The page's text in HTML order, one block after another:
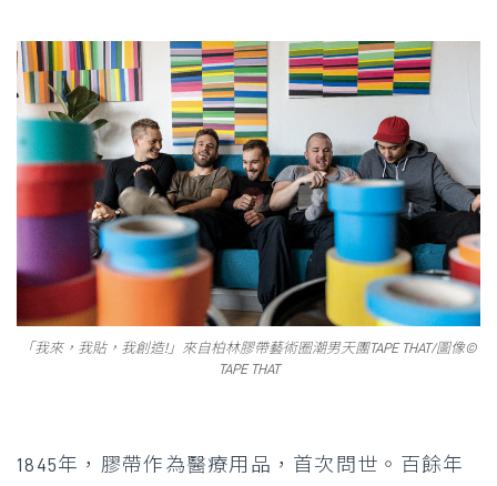
「我來，我貼，我創造!」來自柏林膠帶藝術圈潮男天團TAPE THAT/圖像©
TAPE THAT
1845年，膠帶作為醫療用品，首次問世。百餘年